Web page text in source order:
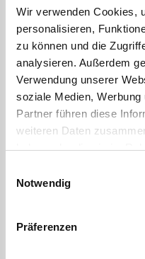
Wir verwenden Cookies,
personalisieren,
zu können und die
analysieren. Außerdem
Verwendung unserer
soziale Medien,
Partner führen diese
weiteren Daten
haben oder die sie im
Notwendig
Präferenzen
„Der Gemeinde Lensahn
Bürgerinnen und Bürger
ermutigen, auch im
mitzuwirken.“ betont
Im Anschluss, um 18.00
ebenfalls im Rahmen
für Umwelt, Wirtschaft,
vorgestellt, zu der die